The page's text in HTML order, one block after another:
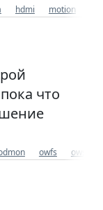
hdmi motion
что
owfs